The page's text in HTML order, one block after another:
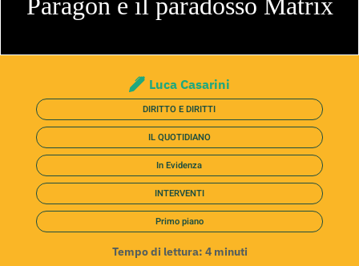
Luca Casarini
DIRITTO E DIRITTI
IL QUOTIDIANO
In Evidenza
INTERVENTI
Primo piano
Tempo di lettura: 4 minuti